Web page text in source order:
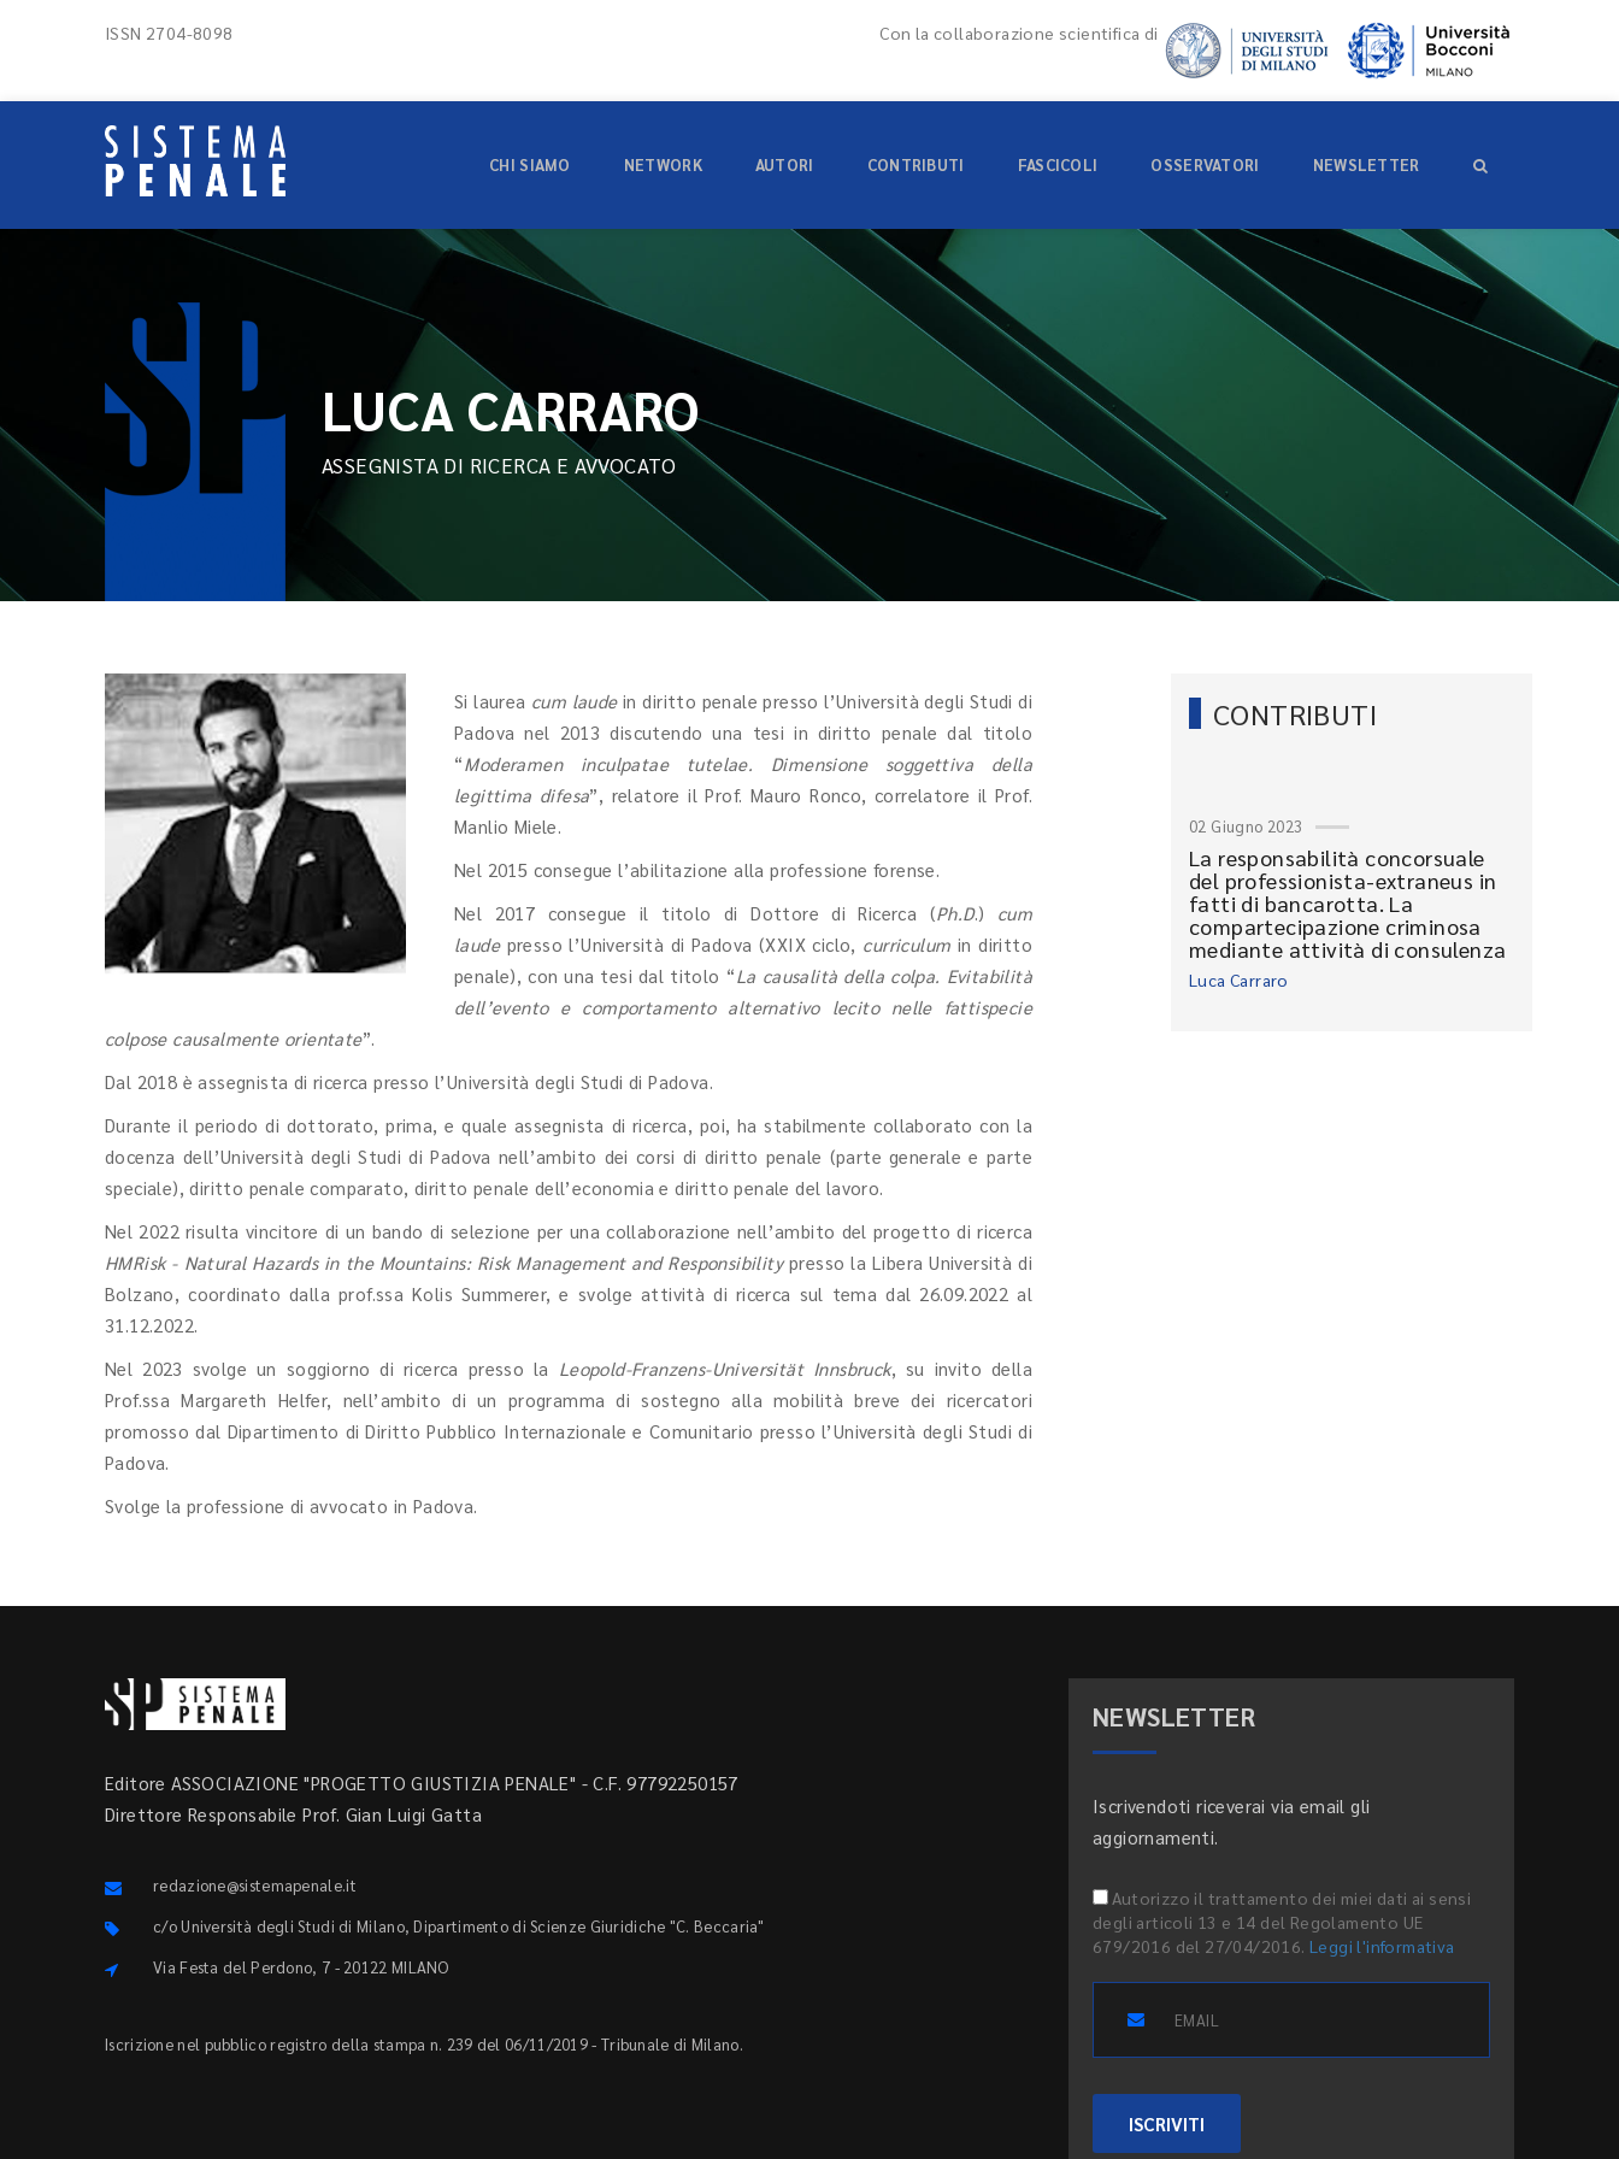
ISSN 2704-8098 Con la collaborazione scientifica di
CHI SIAMO NETWORK AUTORI CONTRIBUTI FASCICOLI OSSERVATORI NEWSLETTER
LUCA CARRARO
ASSEGNISTA DI RICERCA E AVVOCATO
Si laurea cum laudein diritto penale presso l’Università degli Studi di
Padova nel 2013 discutendo una tesi in diritto penale dal titolo
“Moderamen inculpatae tutelae. Dimensione soggettiva della
legittima difesa”, relatore il Prof. Mauro Ronco, correlatore il Prof.
Manlio Miele.
Nel 2015 consegue l’abilitazione alla professione forense.
Nel 2017 consegue il titolo di Dottore di Ricerca (Ph.D.) cum
laudepresso l’Università di Padova (XXIX ciclo, curriculum in diritto
penale), con una tesi dal titolo “La causalità della colpa. Evitabilità
dell’evento e comportamento alternativo lecito nelle fattispecie
colpose causalmente orientate”.
Dal 2018 è assegnista di ricerca presso l’Università degli Studi di Padova.
Durante il periodo di dottorato, prima, e quale assegnista di ricerca, poi, ha stabilmente collaborato con la
docenza dell’Università degli Studi di Padova nell’ambito dei corsi di diritto penale (parte generale e parte
speciale), diritto penale comparato, diritto penale dell’economia e diritto penale del lavoro.
Nel 2022 risulta vincitore di un bando di selezione per una collaborazione nell’ambito del progetto di ricerca
HMRisk - Natural Hazards in the Mountains: Risk Management and Responsibilitypresso la Libera Università di
Bolzano, coordinato dalla prof.ssa Kolis Summerer, e svolge attività di ricerca sul tema dal 26.09.2022 al
31.12.2022.
Nel 2023 svolge un soggiorno di ricerca presso la Leopold-Franzens-Universität Innsbruck, su invito della
Prof.ssa Margareth Helfer, nell’ambito di un programma di sostegno alla mobilità breve dei ricercatori
promosso dal Dipartimento di Diritto Pubblico Internazionale e Comunitario presso l’Università degli Studi di
Padova.
Svolge la professione di avvocato in Padova.
CONTRIBUTI
02 Giugno 2023
La responsabilità concorsuale
del professionista-extraneus in
fatti di bancarotta. La
compartecipazione criminosa
mediante attività di consulenza
Luca Carraro
Editore ASSOCIAZIONE "PROGETTO GIUSTIZIA PENALE" - C.F. 97792250157
Direttore Responsabile Prof. Gian Luigi Gatta
redazione@sistemapenale.it
c/o Università degli Studi di Milano, Dipartimento di Scienze Giuridiche "C. Beccaria"
Via Festa del Perdono, 7 - 20122 MILANO
Iscrizione nel pubblico registro della stampa n. 239 del 06/11/2019 - Tribunale di Milano.
NEWSLETTER
Iscrivendoti riceverai via email gli
aggiornamenti.
Autorizzo il trattamento dei miei dati ai sensi
degli articoli 13 e 14 del Regolamento UE
679/2016 del 27/04/2016. Leggi l'informativa
ISCRIVITI